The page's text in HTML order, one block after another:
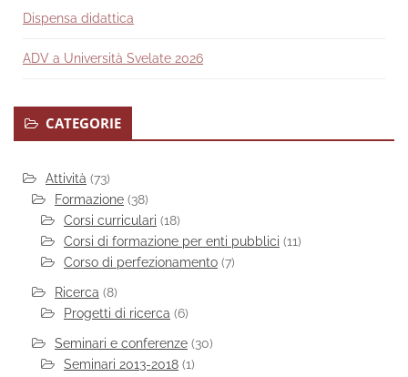
Dispensa didattica
ADV a Università Svelate 2026
CATEGORIE
Attività (73)
Formazione (38)
Corsi curriculari (18)
Corsi di formazione per enti pubblici (11)
Corso di perfezionamento (7)
Ricerca (8)
Progetti di ricerca (6)
Seminari e conferenze (30)
Seminari 2013-2018 (1)